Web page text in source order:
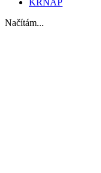
KRNAP
Načítám...